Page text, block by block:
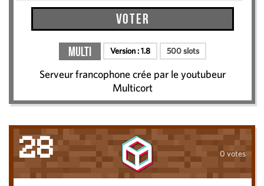
Voter
Multi Version :1.8 500 slots
Serveur francophone crée par le youtubeur
Multicort
28 0 votes